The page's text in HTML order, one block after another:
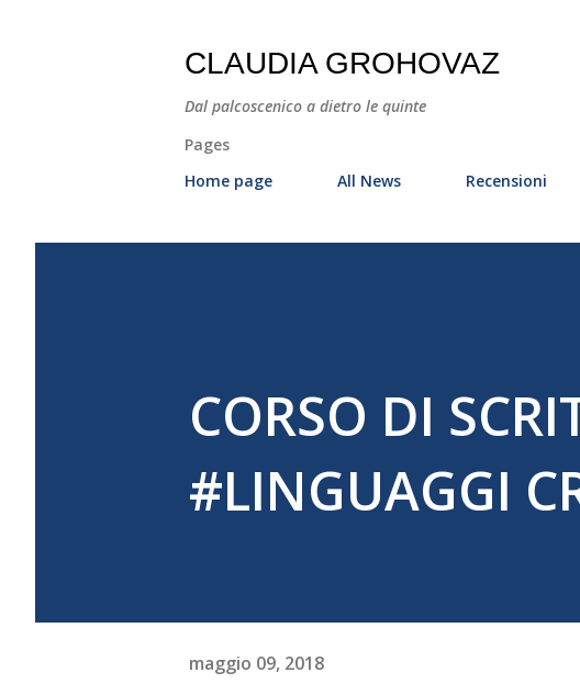
CLAUDIA GROHOVAZ
Dal palcoscenico a dietro le quinte
Pages
Home page
All News Recensioni
CORSO DI
#LINGUAGGI
maggio 09, 2018